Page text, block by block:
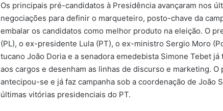
Os principais pré-candidatos à Presidência avançaram nos
negociações para definir o marqueteiro, posto-chave da
embalar os candidatos como melhor produto na eleição. O
(PL), o ex-presidente Lula (PT), o ex-ministro Sergio Moro
tucano João Doria e a senadora emedebista Simone Tebet já
aos cargos e desenham as linhas de discurso e marketing. O
antecipou-se e já faz campanha sob a coordenação de João
últimas vitórias presidenciais do PT.